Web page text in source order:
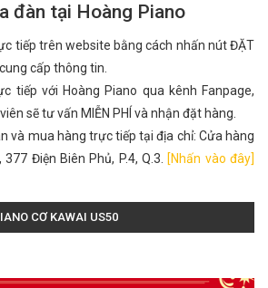
đàn tại Hoàng Piano
tiếp trên website bằng cách nhấn nút ĐẶT
cấp thông tin.
tiếp với Hoàng Piano qua kênh Fanpage,
sẽ tư vấn MIỄN PHÍ và nhận đặt hàng.
và mua hàng trực tiếp tại địa chỉ: Cửa hàng
Điện Biên Phủ, P.4, Q.3.
[Nhấn vào đây]
CƠ KAWAI US50